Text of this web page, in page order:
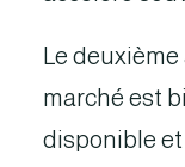
Le
marché est
disponible